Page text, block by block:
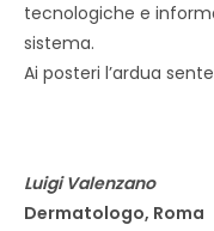
tecnologiche e
sistema.
Ai posteri l’ardua
Luigi Valenzano
Dermatologo, Roma